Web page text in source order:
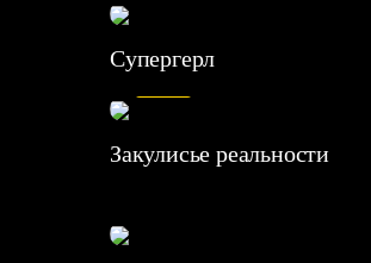
Супергерл
7.1
Закулисье реальности